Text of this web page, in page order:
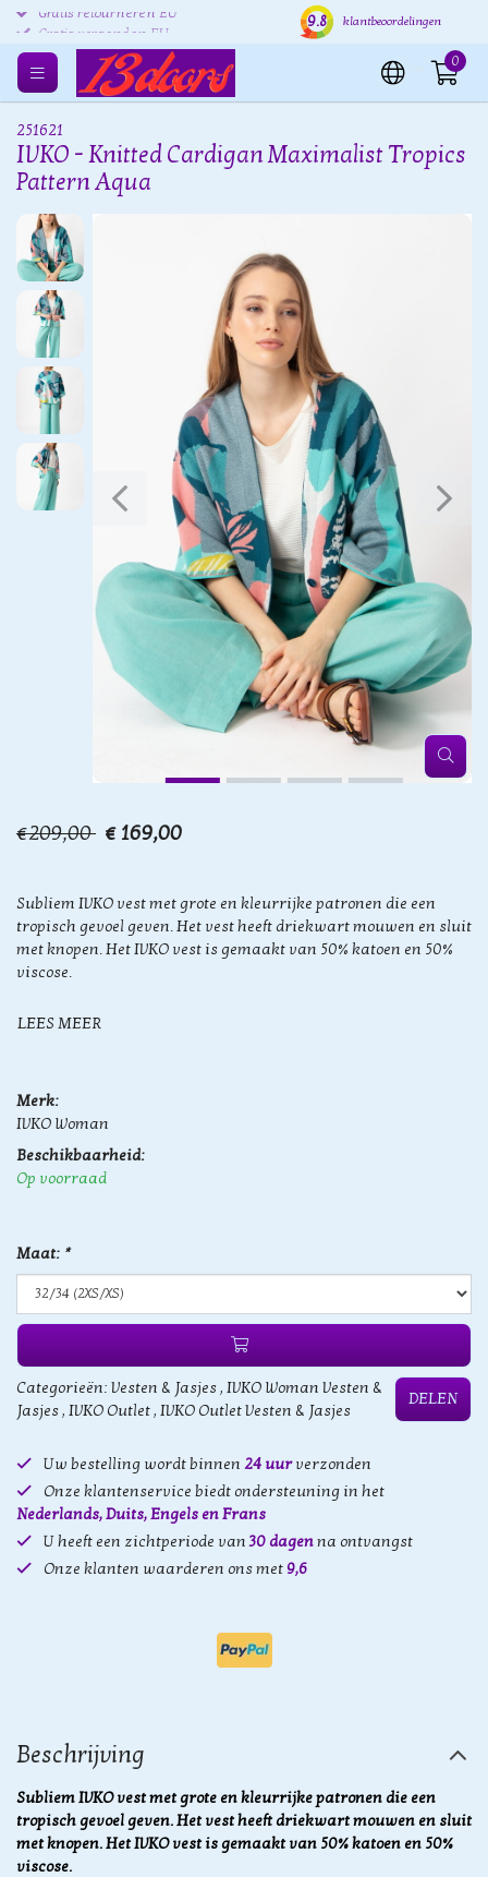
Gratis retourneren EU Verzending binnen 24 uur
9.8 klantbeoordelingen
0
251621
IVKO - Knitted Cardigan Maximalist Tropics
Pattern Aqua
€209,00 € 169,00
Subliem IVKO vest met grote en kleurrijke patronen die een
tropisch gevoel geven. Het vest heeft driekwart mouwen en sluit
met knopen. Het IVKO vest is gemaakt van 50% katoen en 50%
viscose.
LEES MEER
Merk:
IVKO Woman
Beschikbaarheid:
Op voorraad
Maat: *
Categorieën: Vesten & Jasjes, IVKO Woman Vesten &
Jasjes, IVKO Outlet, IVKO Outlet Vesten & Jasjes
DELEN
Uw bestelling wordt binnen 24 uurverzonden
Onze klantenservice biedt ondersteuning in het
Nederlands, Duits, Engels en Frans
U heeft een zichtperiode van30 dagenna ontvangst
Onze klanten waarderen ons met 9,6
Beschrijving
Subliem IVKO vest met grote en kleurrijke patronen die een
tropisch gevoel geven. Het vest heeft driekwart mouwen en sluit
met knopen. Het IVKO vest is gemaakt van 50% katoen en 50%
viscose.